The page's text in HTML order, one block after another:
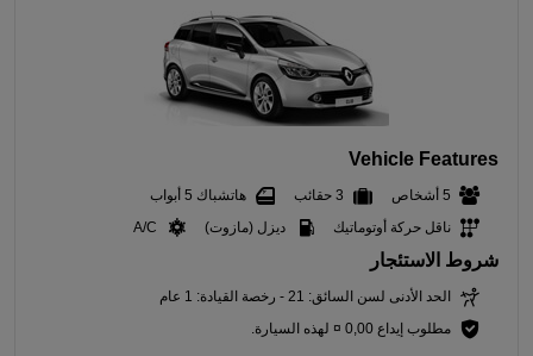
Vehicle Features
5 أشخاص 3 حقائب
هاتشباك 5 أبواب
ناقل حركة أوتوماتيك
ديزل (مازوت) A/C
شروط الاستئجار
الحد الأدنى لسن السائق: 21 - رخصة القيادة: 1 عام
مطلوب إيداع 0,00 ¤ لهذه السيارة.